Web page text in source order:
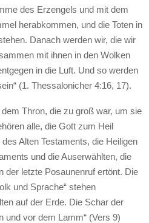
des Erzengels und mit dem
herabkommen, und die Toten in
Danach werden wir, die wir
mit ihnen in den Wolken
in die Luft. Und so werden
(1. Thessalonicher 4:16, 17).
Thron, die zu groß war, um sie
alle, die Gott zum Heil
Alten Testaments, die Heiligen
und die Auserwählten, die
der letzte Posaunenruf ertönt. Die
und Sprache“ stehen
auf der Erde. Die Schar der
und vor dem Lamm“ (Vers 9)